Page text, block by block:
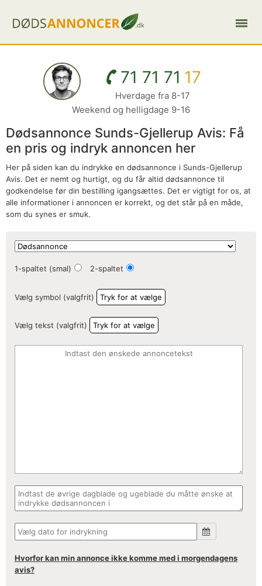
71 71 71 17
Hverdage fra 8-17
Weekend og helligdage 9-16
Dødsannonce Sunds-Gjellerup Avis: Få
en pris og indryk annoncen her
Her på siden kan du indrykke en dødsannonce i Sunds-Gjellerup
Avis. Det er nemt og hurtigt, og du får altid dødsannonce til
godkendelse før din bestilling igangsættes. Det er vigtigt for os, at
alle informationer i annoncen er korrekt, og det står på en måde,
som du synes er smuk.
1-spaltet (smal) 2-spaltet
Vælg symbol (valgfrit) Tryk for at vælge
Vælg tekst (valgfrit) Tryk for at vælge
Hvorfor kan min annonce ikke komme med i morgendagens
avis?